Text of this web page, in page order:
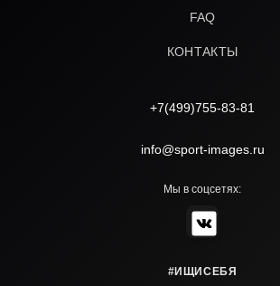
FAQ
КОНТАКТЫ
+7(499)755-83-81
info@sport-images.ru
Мы в соцсетях:
#ИЩИСЕБЯ